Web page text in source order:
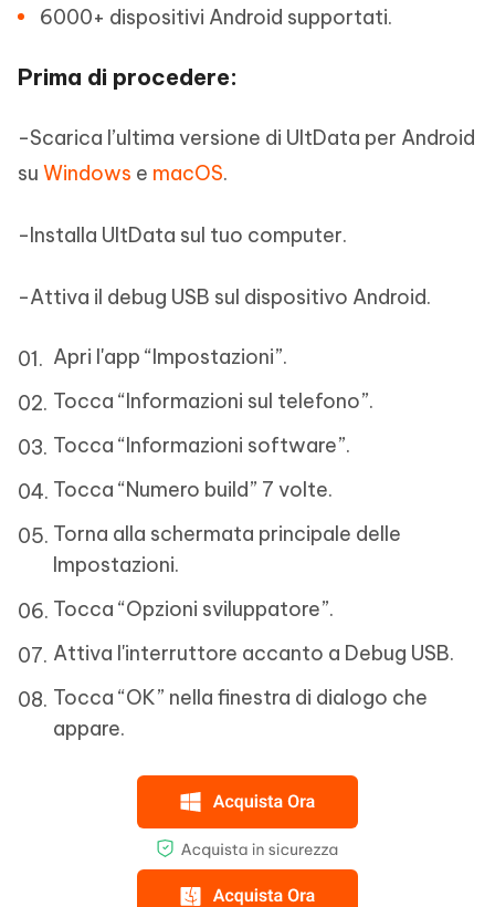
6000+ dispositivi Android supportati.
Prima di procedere:
-Scarica l’ultima versione di UltData per Android
su Windows e macOS.
-Installa UltData sul tuo computer.
-Attiva il debug USB sul dispositivo Android.
Apri l'app “Impostazioni”.
Tocca “Informazioni sul telefono”.
Tocca “Informazioni software”.
Tocca “Numero build” 7 volte.
Torna alla schermata principale delle
Impostazioni.
Tocca “Opzioni sviluppatore”.
Attiva l'interruttore accanto a Debug USB.
Tocca “OK” nella finestra di dialogo che
appare.